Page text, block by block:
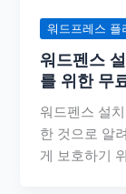
워드프레스 플
워드펜스
를 위한 무
워드펜스 설
한 것으로 알
게 보호하기